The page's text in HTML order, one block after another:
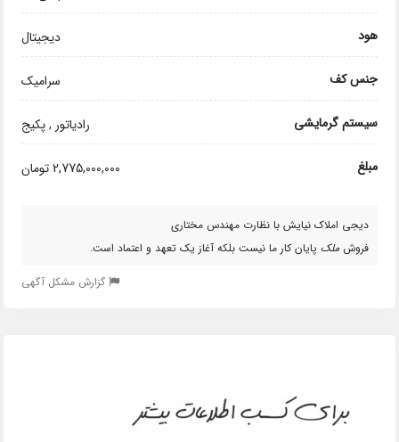
هود دیجیتال
جنس کف سرامیک
سیستم گرمایشی رادیاتور , پکیج
مبلغ 2,775,000,000 تومان
دیجی املاک نیایش با نظارت مهندس مختاری
فروشملک پایان کار ما نیست بلکه آغاز یک تعهد و اعتماد است.
گزارش مشکل آگهی